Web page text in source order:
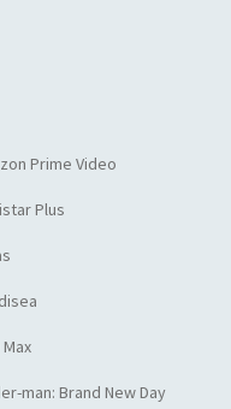
Prime Video
Plus
Max
man: Brand New Day